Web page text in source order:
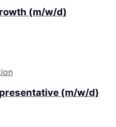
(m/w/d)
(m/w/d)